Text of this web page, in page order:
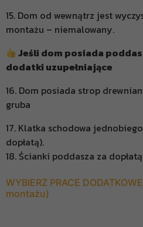
15. Dom od wewnątrz jest
montażu – niemalowany.
Jeśli dom posiada
dodatki uzupełniające
16. Dom posiada strop
gruba
17. Klatka schodowa
dopłatą).
18. Ścianki poddasza za dopłatą
WYBIERZ PRACE
montażu)